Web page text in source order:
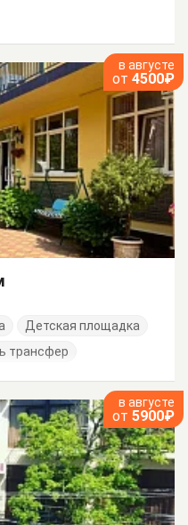
в августе
от 4500₽
Детская площадка
трансфер
в августе
от 5900₽